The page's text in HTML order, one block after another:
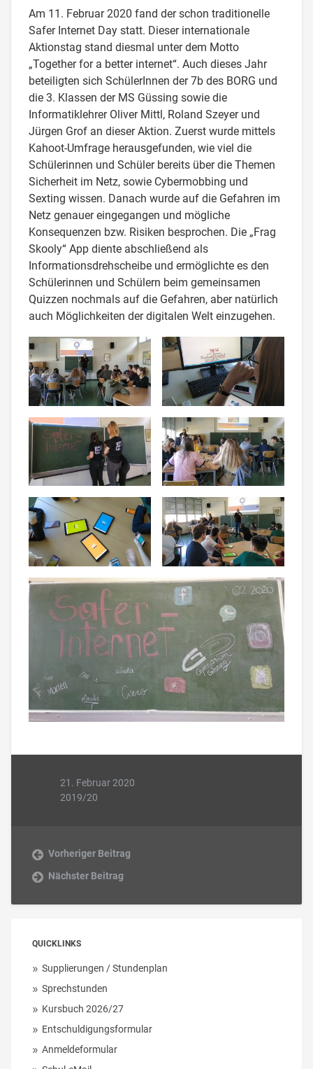
Am 11. Februar 2020 fand der schon traditionelle
Safer Internet Day statt. Dieser internationale
Aktionstag stand diesmal unter dem Motto
„Together for a better internet“. Auch dieses Jahr
beteiligten sich SchülerInnen der 7b des BORG und
die 3. Klassen der MS Güssing sowie die
Informatiklehrer Oliver Mittl, Roland Szeyer und
Jürgen Grof an dieser Aktion. Zuerst wurde mittels
Kahoot-Umfrage herausgefunden, wie viel die
Schülerinnen und Schüler bereits über die Themen
Sicherheit im Netz, sowie Cybermobbing und
Sexting wissen. Danach wurde auf die Gefahren im
Netz genauer eingegangen und mögliche
Konsequenzen bzw. Risiken besprochen. Die „Frag
Skooly“ App diente abschließend als
Informationsdrehscheibe und ermöglichte es den
Schülerinnen und Schülern beim gemeinsamen
Quizzen nochmals auf die Gefahren, aber natürlich
auch Möglichkeiten der digitalen Welt einzugehen.
21. Februar 2020
2019/20
Vorheriger Beitrag
Nächster Beitrag
QUICKLINKS
Supplierungen / Stundenplan
Sprechstunden
Kursbuch 2026/27
Entschuldigungsformular
Anmeldeformular